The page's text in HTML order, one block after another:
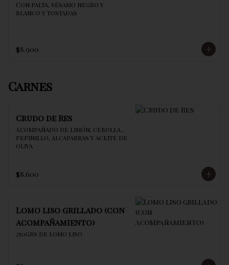
Con palta, sésamo negro y
blanco y tostadas
$8.900
Carnes
Crudo de Res
Acompañado de limón, cebolla ,
pepinillo, alcaparras y aceite de
oliva
$8.600
Lomo liso grillado (con
acompañamiento)
250grs de lomo liso